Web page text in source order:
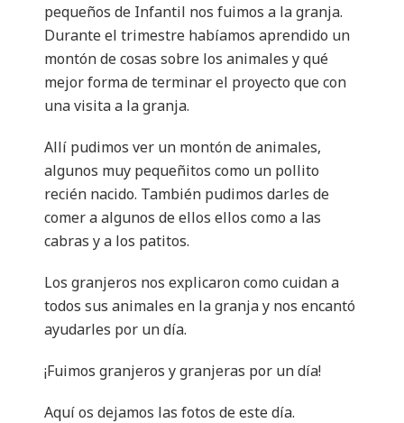
pequeños de Infantil nos fuimos a la granja.
Durante el trimestre habíamos aprendido un
montón de cosas sobre los animales y qué
mejor forma de terminar el proyecto que con
una visita a la granja.
Allí pudimos ver un montón de animales,
algunos muy pequeñitos como un pollito
recién nacido. También pudimos darles de
comer a algunos de ellos ellos como a las
cabras y a los patitos.
Los granjeros nos explicaron como cuidan a
todos sus animales en la granja y nos encantó
ayudarles por un día.
¡Fuimos granjeros y granjeras por un día!
Aquí os dejamos las fotos de este día.